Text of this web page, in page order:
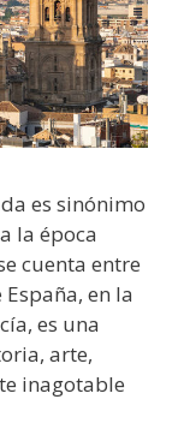
es sinónimo
la época
cuenta entre
en la
es una
arte,
inagotable